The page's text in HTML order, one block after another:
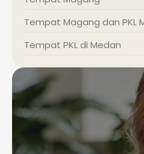
Tempat Magang dan PKL
Tempat PKL di Medan